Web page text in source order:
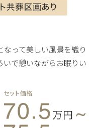
って美しい風景を織り
で憩いながらお眠りい